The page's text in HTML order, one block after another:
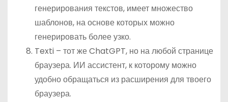
генерирования текстов, имеет множество
шаблонов, на основе которых можно
генерировать более узко.
Texti – тот же ChatGPT, но на любой странице
браузера. ИИ ассистент, к которому можно
удобно обращаться из расширения для твоего
браузера.